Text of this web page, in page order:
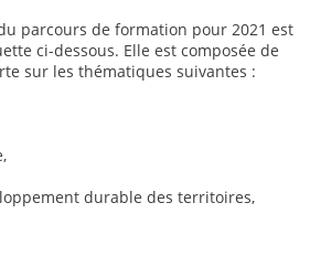
parcours de formation pour 2021 est
ci-dessous. Elle est composée de
sur les thématiques suivantes :
durable des territoires,